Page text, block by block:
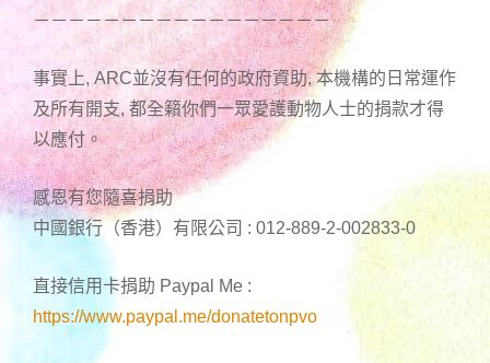
－－－－－－－－－－－－－－－－－
事實上, ARC並沒有任何的政府資助, 本機構的日常運作
及所有開支, 都全籟你們一眾愛護動物人士的捐款才得
以應付。
感恩有您隨喜捐助
中國銀行（香港）有限公司 : 012-889-2-002833-0
直接信用卡捐助 Paypal Me :
https://www.paypal.me/donatetonpvo